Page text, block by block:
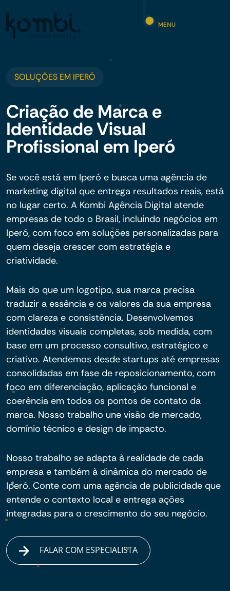
MENU
SOLUÇÕES EM IPERÓ
Criação de Marca e
Identidade Visual
Profissional em Iperó
Se você está em Iperó e busca uma agência de
marketing digital que entrega resultados reais, está
no lugar certo. A Kombi Agência Digital atende
empresas de todo o Brasil, incluindo negócios em
Iperó, com foco em soluções personalizadas para
quem deseja crescer com estratégia e
criatividade.
Mais do que um logotipo, sua marca precisa
traduzir a essência e os valores da sua empresa
com clareza e consistência. Desenvolvemos
identidades visuais completas, sob medida, com
base em um processo consultivo, estratégico e
criativo. Atendemos desde startups até empresas
consolidadas em fase de reposicionamento, com
foco em diferenciação, aplicação funcional e
coerência em todos os pontos de contato da
marca. Nosso trabalho une visão de mercado,
domínio técnico e design de impacto.
Nosso trabalho se adapta à realidade de cada
empresa e também à dinâmica do mercado de
Iperó. Conte com uma agência de publicidade que
entende o contexto local e entrega ações
integradas para o crescimento do seu negócio.
FALAR COM ESPECIALISTA